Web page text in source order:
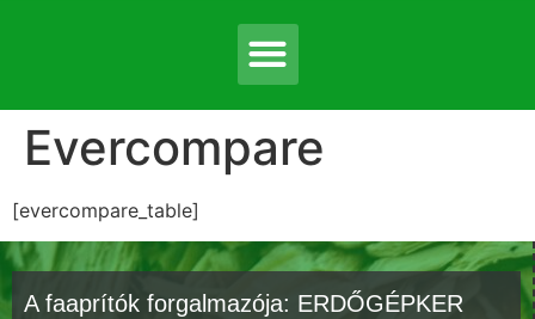
Evercompare
[evercompare_table]
A faaprítók forgalmazója: ERDŐGÉPKER